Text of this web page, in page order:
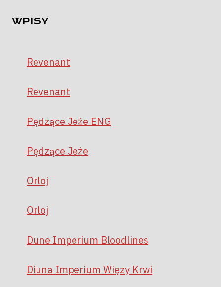
WPISY
Revenant
Revenant
Pędzące Jeże ENG
Pędzące Jeże
Orloj
Orloj
Dune Imperium Bloodlines
Diuna Imperium Więzy Krwi